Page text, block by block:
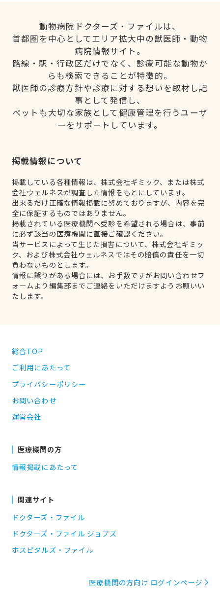
動物病院ドクターズ・ファイルは、
首都圏を中心としてエリア拡大中の獣医師・動物
病院情報サイト。
路線・駅・行政区だけでなく、診療可能な動物か
らも検索できることが特徴的。
獣医師の診療方針や診療に対する想いを取材し記
事として発信し、
ペットも大切な家族として健康管理を行うユーザ
ーをサポートしています。
掲載情報について
掲載している各種情報は、株式会社ギミック、または株式
会社ウェルネスが調査した情報をもとにしています。
出来るだけ正確な情報掲載に努めておりますが、内容を完
全に保証するものではありません。
掲載されている医療機関へ受診を希望される場合は、事前
に必ず該当の医療機関に直接ご確認ください。
当サービスによって生じた損害について、株式会社ギミッ
ク、および株式会社ウェルネスではその賠償の責任を一切
負わないものとします。
情報に誤りがある場合には、お手数ですがお問い合わせフ
ォームより編集部までご連絡をいただけますようお願いい
たします。
総合TOP
ご利用にあたって
プライバシーポリシー
お問い合わせ
運営会社
医療機関の方
情報掲載にあたって
関連サイト
ドクターズ・ファイル
ドクターズ・ファイル ジョブズ
ホスピタルズ・ファイル
医療機関の方向け ログインページ